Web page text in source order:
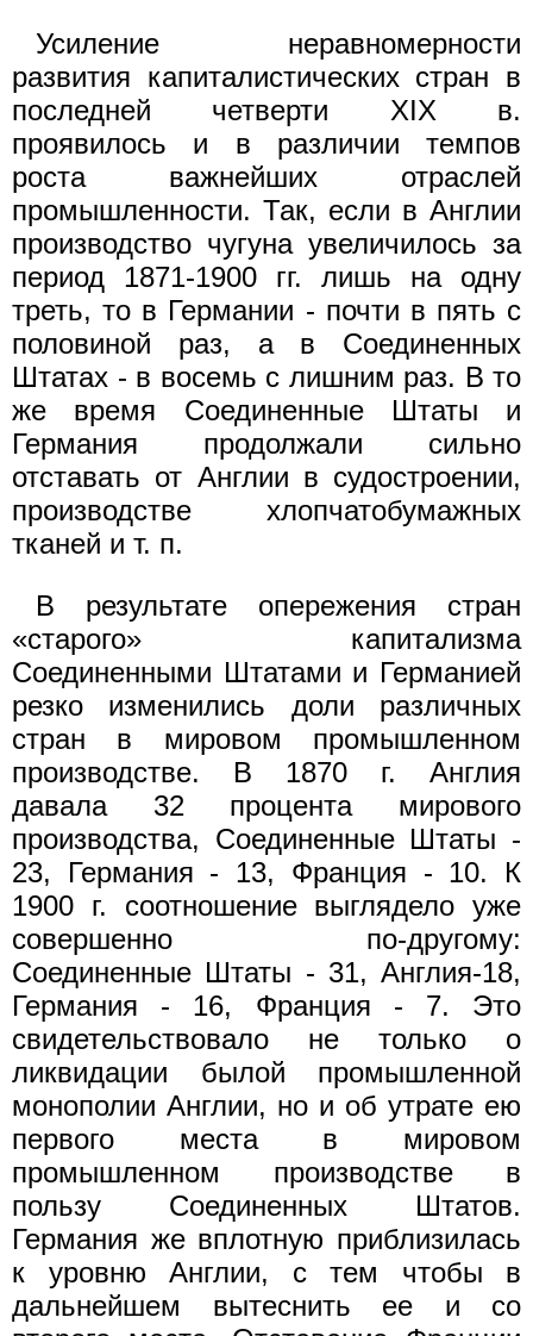
Усиление неравномерности
развития капиталистических стран в
последней четверти XIX в.
проявилось и в различии темпов
роста важнейших отраслей
промышленности. Так, если в Англии
производство чугуна увеличилось за
период 1871-1900 гг. лишь на одну
треть, то в Германии - почти в пять с
половиной раз, а в Соединенных
Штатах - в восемь с лишним раз. В то
же время Соединенные Штаты и
Германия продолжали сильно
отставать от Англии в судостроении,
производстве хлопчатобумажных
тканей и т. п.
В результате опережения стран
«старого» капитализма
Соединенными Штатами и Германией
резко изменились доли различных
стран в мировом промышленном
производстве. В 1870 г. Англия
давала 32 процента мирового
производства, Соединенные Штаты -
23, Германия - 13, Франция - 10. К
1900 г. соотношение выглядело уже
совершенно по-другому:
Соединенные Штаты - 31, Англия-18,
Германия - 16, Франция - 7. Это
свидетельствовало не только о
ликвидации былой промышленной
монополии Англии, но и об утрате ею
первого места в мировом
промышленном производстве в
пользу Соединенных Штатов.
Германия же вплотную приблизилась
к уровню Англии, с тем чтобы в
дальнейшем вытеснить ее и со